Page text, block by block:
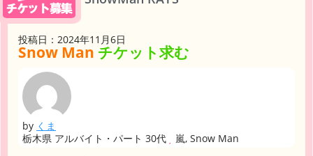
投稿日：2024年11月6日
Snow Man チケット求む
by くま
栃木県 アルバイト・パート 30代
嵐, Snow Man